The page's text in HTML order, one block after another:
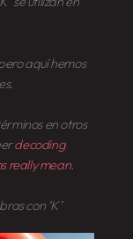
aquí hemos
en otros
decoding
really mean.
con ‘K’